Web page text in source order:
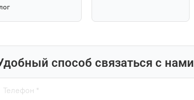
способ связаться с нами